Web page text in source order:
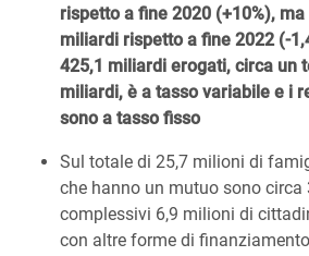
rispetto a fine 2020 (+10%),
miliardi rispetto a fine 2022 (-
425,1 miliardi erogati, circa un
miliardi, è a tasso variabile e i
sono a tasso fisso
Sul totale di 25,7 milioni di
che hanno un mutuo sono circa
complessivi 6,9 milioni di
con altre forme di